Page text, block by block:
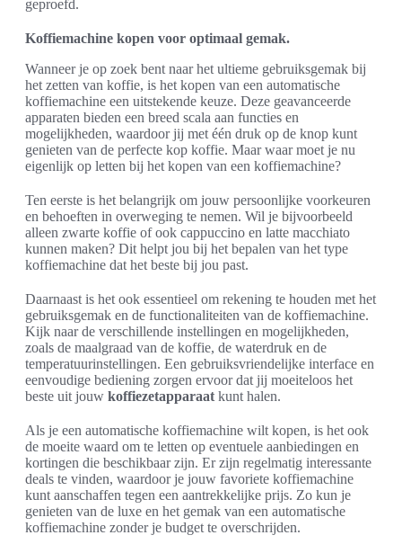
geproefd.
Koffiemachine kopen voor optimaal gemak.
Wanneer je op zoek bent naar het ultieme gebruiksgemak bij
het zetten van koffie, is het kopen van een automatische
koffiemachine een uitstekende keuze. Deze geavanceerde
apparaten bieden een breed scala aan functies en
mogelijkheden, waardoor jij met één druk op de knop kunt
genieten van de perfecte kop koffie. Maar waar moet je nu
eigenlijk op letten bij het kopen van een koffiemachine?
Ten eerste is het belangrijk om jouw persoonlijke voorkeuren
en behoeften in overweging te nemen. Wil je bijvoorbeeld
alleen zwarte koffie of ook cappuccino en latte macchiato
kunnen maken? Dit helpt jou bij het bepalen van het type
koffiemachine dat het beste bij jou past.
Daarnaast is het ook essentieel om rekening te houden met het
gebruiksgemak en de functionaliteiten van de koffiemachine.
Kijk naar de verschillende instellingen en mogelijkheden,
zoals de maalgraad van de koffie, de waterdruk en de
temperatuurinstellingen. Een gebruiksvriendelijke interface en
eenvoudige bediening zorgen ervoor dat jij moeiteloos het
beste uit jouw koffiezetapparaat kunt halen.
Als je een automatische koffiemachine wilt kopen, is het ook
de moeite waard om te letten op eventuele aanbiedingen en
kortingen die beschikbaar zijn. Er zijn regelmatig interessante
deals te vinden, waardoor je jouw favoriete koffiemachine
kunt aanschaffen tegen een aantrekkelijke prijs. Zo kun je
genieten van de luxe en het gemak van een automatische
koffiemachine zonder je budget te overschrijden.